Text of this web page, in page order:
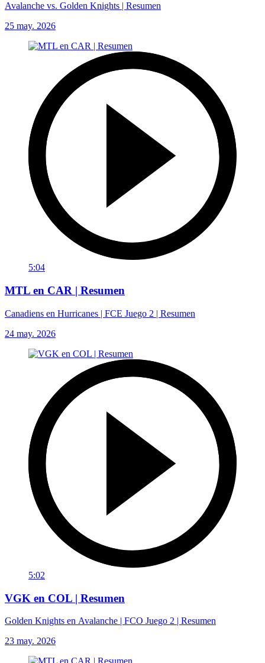
Avalanche vs. Golden Knights | Resumen
25 may. 2026
5:04
MTL en CAR | Resumen
Canadiens en Hurricanes | FCE Juego 2 | Resumen
24 may. 2026
5:02
VGK en COL | Resumen
Golden Knights en Avalanche | FCO Juego 2 | Resumen
23 may. 2026